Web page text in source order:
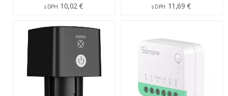
s DPH 10,02 € s DPH 11,69 €